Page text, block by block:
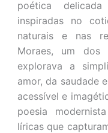
poética
inspiradas no
naturais e nas
Moraes, um dos
explorava a
amor, da saudade
acessível e
poesia
líricas que